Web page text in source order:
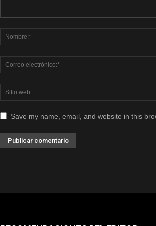
Save my name, email, and website in this